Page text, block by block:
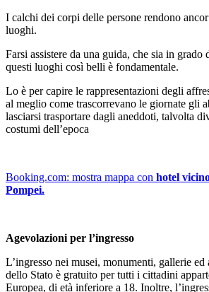
I calchi dei corpi delle persone rendono
luoghi.
Farsi assistere da una guida, che sia in
questi luoghi così belli è fondamentale.
Lo è per capire le rappresentazioni degli
al meglio come trascorrevano le giornate gli
lasciarsi trasportare dagli aneddoti, talvolta
costumi dell’epoca
Booking.com: mostra mappa con hotel
Pompei.
Agevolazioni per l’ingresso
L’ingresso nei musei, monumenti, gallerie ed
dello Stato è gratuito per tutti i cittadini
Europea, di età inferiore a 18. Inoltre,